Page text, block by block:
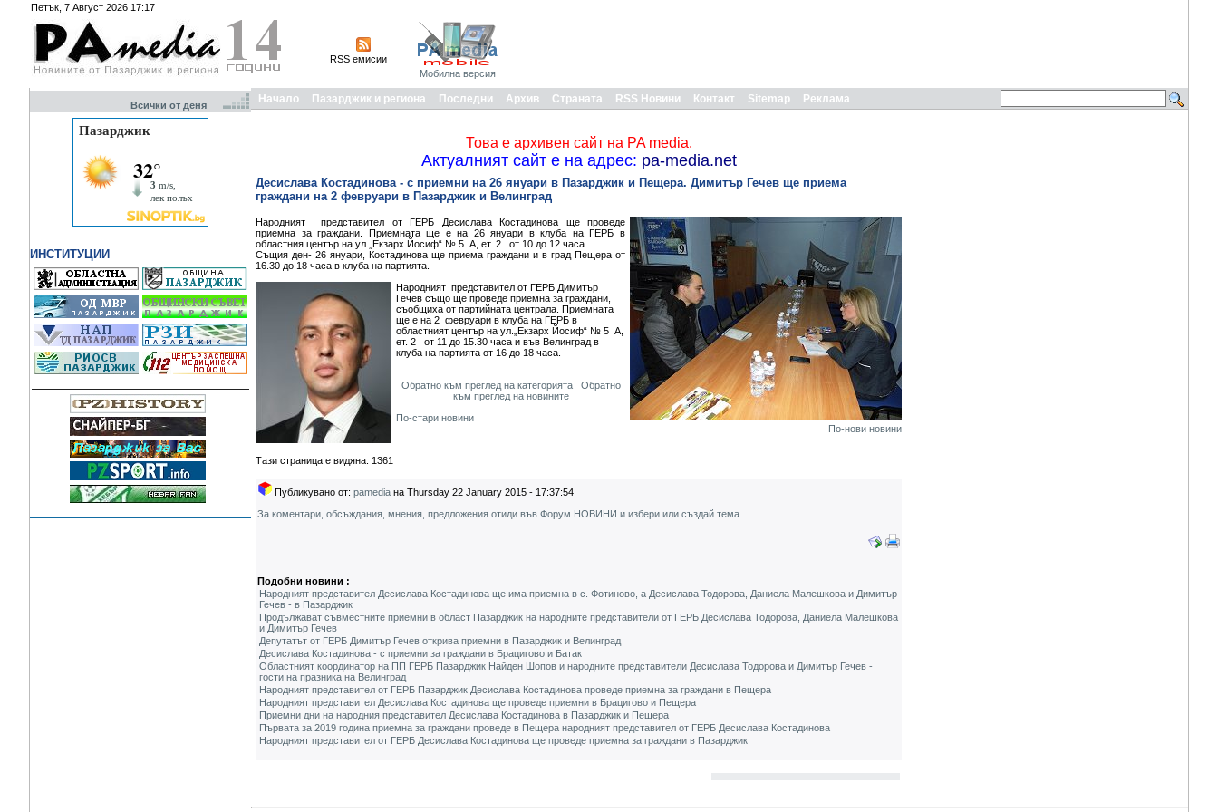
Петък, 7 Август 2026 17:17
RSS емисии
Мобилна версия
Всички от деня
ИНСТИТУЦИИ
Начало Пазарджик и региона Последни Архив Страната RSS Новини Контакт Sitemap Реклама
Това е архивен сайт на PA media.
Актуалният сайт е на адрес: pa-media.net
Десислава Костадинова - с приемни на 26 януари в Пазарджик и Пещера. Димитър Гечев ще приема
граждани на 2 февруари в Пазарджик и Велинград
Народният представител от ГЕРБ Десислава Костадинова ще проведе
приемна за граждани. Приемната ще е на 26 януари в клуба на ГЕРБ в
областния център на ул.„Екзарх Йосиф“ № 5 А, ет. 2 от 10 до 12 часа.
Същия ден- 26 януари, Костадинова ще приема граждани и в град Пещера от
16.30 до 18 часа в клуба на партията.
Народният представител от ГЕРБ Димитър
Гечев също ще проведе приемна за граждани,
съобщиха от партийната централа. Приемната
ще е на 2 февруари в клуба на ГЕРБ в
областният център на ул.„Екзарх Йосиф“ № 5 А,
ет. 2 от 11 до 15.30 часа и във Велинград в
клуба на партията от 16 до 18 часа.
Обратно към преглед на категорията
Обратно
към преглед на новините
По-стари новини
По-нови новини
Тази страница е видяна: 1361
Публикувано от: pamedia на Thursday 22 January 2015 - 17:37:54
За коментари, обсъждания, мнения, предложения отиди във Форум НОВИНИ и избери или създай тема
Подобни новини :
Народният представител Десислава Костадинова ще има приемна в с. Фотиново, а Десислава Тодорова, Даниела Малешкова и Димитър
Гечев - в Пазарджик
Продължават съвместните приемни в област Пазарджик на народните представители от ГЕРБ Десислава Тодорова, Даниела Малешкова
и Димитър Гечев
Депутатът от ГЕРБ Димитър Гечев открива приемни в Пазарджик и Велинград
Десислава Костадинова - с приемни за граждани в Брацигово и Батак
Областният координатор на ПП ГЕРБ Пазарджик Найден Шопов и народните представители Десислава Тодорова и Димитър Гечев -
гости на празника на Велинград
Народният представител от ГЕРБ Пазарджик Десислава Костадинова проведе приемна за граждани в Пещера
Народният представител Десислава Костадинова ще проведе приемни в Брацигово и Пещера
Приемни дни на народния представител Десислава Костадинова в Пазарджик и Пeщера
Първата за 2019 година приемна за граждани проведе в Пещера народният представител от ГЕРБ Десислава Костадинова
Народният представител от ГЕРБ Десислава Костадинова ще проведе приемна за граждани в Пазарджик